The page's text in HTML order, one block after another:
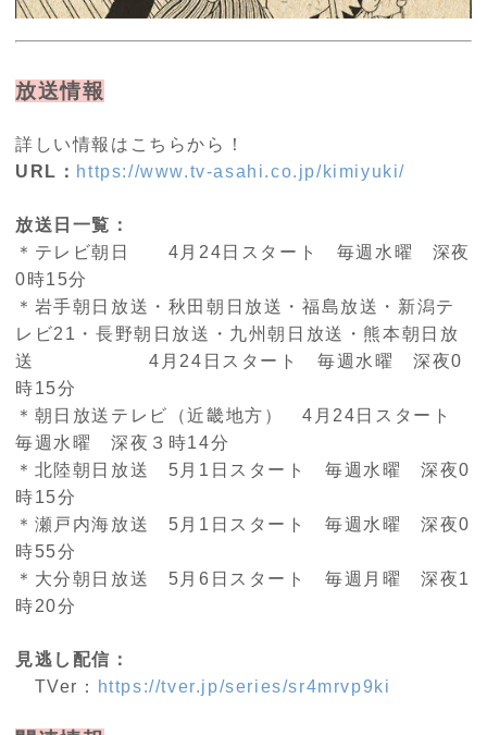
放送情報
詳しい情報はこちらから！
URL： https://www.tv-asahi.co.jp/kimiyuki/
放送日一覧：
＊テレビ朝日 4月24日スタート 毎週水曜 深夜
0時15分
＊岩手朝日放送・秋田朝日放送・福島放送・新潟テ
レビ21・長野朝日放送・九州朝日放送・熊本朝日放
送 4月24日スタート 毎週水曜 深夜0
時15分
＊朝日放送テレビ（近畿地方） 4月24日スタート
毎週水曜 深夜３時14分
＊北陸朝日放送 5月1日スタート 毎週水曜 深夜0
時15分
＊瀬戸内海放送 5月1日スタート 毎週水曜 深夜0
時55分
＊大分朝日放送 5月6日スタート 毎週月曜 深夜1
時20分
見逃し配信：
TVer：
https://tver.jp/series/sr4mrvp9ki